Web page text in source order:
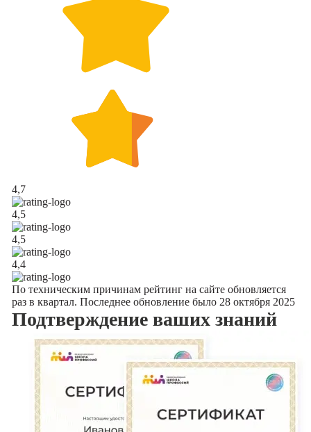
4,7
4,5
4,5
4,4
По техническим причинам рейтинг на сайте обновляется
раз в квартал. Последнее обновление было 28 октября 2025
Подтверждение ваших знаний